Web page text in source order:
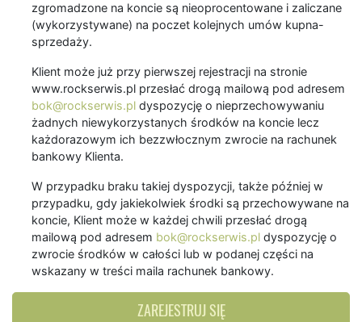
zgromadzone na koncie są nieoprocentowane i zaliczane
(wykorzystywane) na poczet kolejnych umów kupna-
sprzedaży.
Klient może już przy pierwszej rejestracji na stronie
www.rockserwis.pl przesłać drogą mailową pod adresem
bok@rockserwis.pl dyspozycję o nieprzechowywaniu
żadnych niewykorzystanych środków na koncie lecz
każdorazowym ich bezzwłocznym zwrocie na rachunek
bankowy Klienta.
W przypadku braku takiej dyspozycji, także później w
przypadku, gdy jakiekolwiek środki są przechowywane na
koncie, Klient może w każdej chwili przesłać drogą
mailową pod adresem bok@rockserwis.pl dyspozycję o
zwrocie środków w całości lub w podanej części na
wskazany w treści maila rachunek bankowy.
ZAREJESTRUJ SIĘ